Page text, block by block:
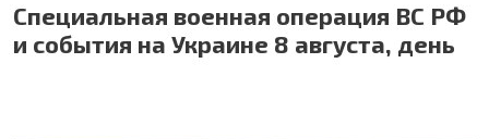
Специальная военная операция ВС РФ
и события на Украине 8 августа, день